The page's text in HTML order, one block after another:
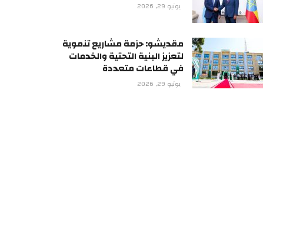
يونيو 29, 2026
مقديشو: حزمة مشاريع تنموية
لتعزيز البنية التحتية والخدمات
في قطاعات متعددة
يونيو 29, 2026